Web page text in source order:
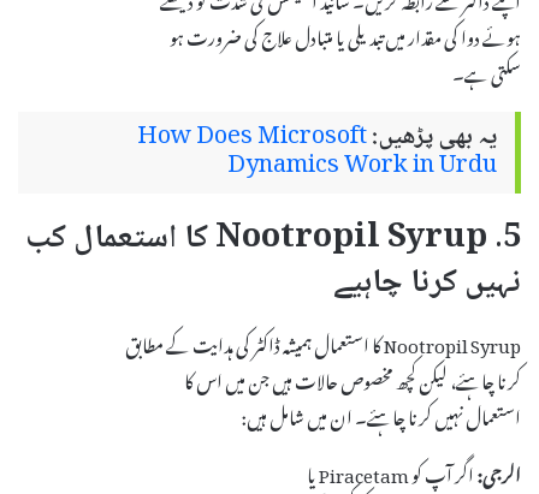
ہوئے دوا کی مقدار میں تبدیلی یا متبادل علاج کی ضرورت ہو
سکتی ہے۔
یہ بھی پڑھیں:How Does Microsoft
Dynamics Work in Urdu
5. Nootropil Syrup کا استعمال کب
نہیں کرنا چاہیے
Nootropil Syrup کا استعمال ہمیشہ ڈاکٹر کی ہدایت کے مطابق
کرنا چاہئے، لیکن کچھ مخصوص حالات ہیں جن میں اس کا
استعمال نہیں کرنا چاہئے۔ ان میں شامل ہیں:
الرجی:اگر آپ کو Piracetam یا